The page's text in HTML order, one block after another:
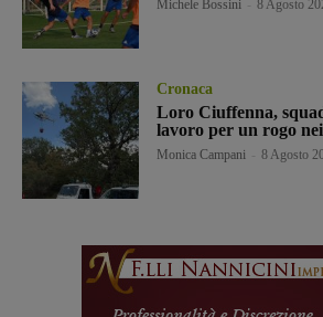
Michele Bossini 8 Agosto
Cronaca
Loro Ciuffenna,
lavoro per un rogo
Monica Campani 8 Agosto